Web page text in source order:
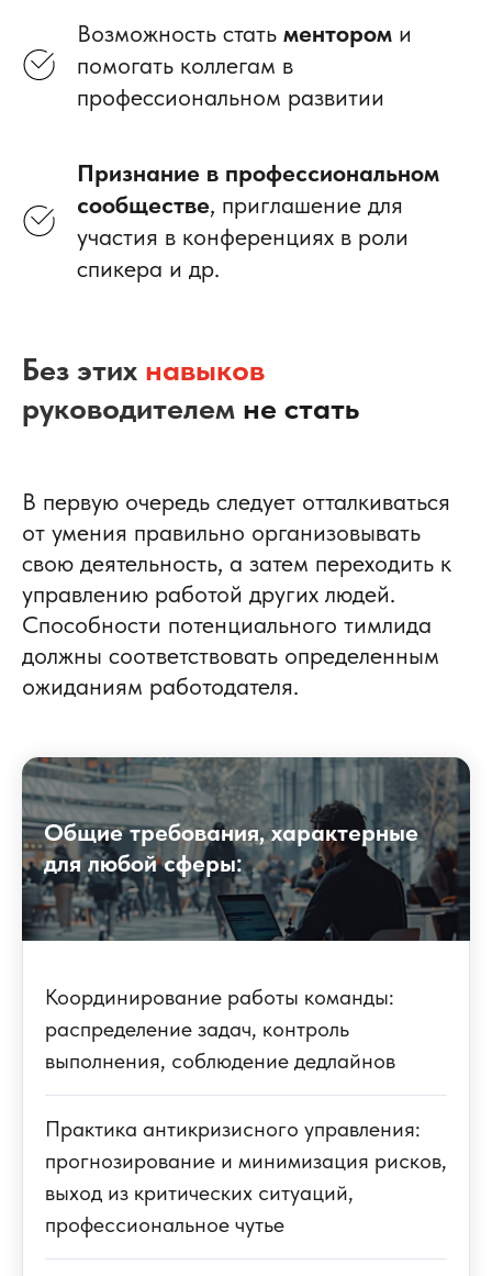
Возможность стать ментором и
помогать коллегам в
профессиональном развитии
Признание в профессиональном
сообществе, приглашение для
участия в конференциях в роли
спикера и др.
Без этих навыков
руководителем не стать
В первую очередь следует отталкиваться
от умения правильно организовывать
свою деятельность, а затем переходить к
управлению работой других людей.
Способности потенциального тимлида
должны соответствовать определенным
ожиданиям работодателя.
Общие требования, характерные
для любой сферы:
Координирование работы команды:
распределение задач, контроль
выполнения, соблюдение дедлайнов
Практика антикризисного управления:
прогнозирование и минимизация рисков,
выход из критических ситуаций,
профессиональное чутье